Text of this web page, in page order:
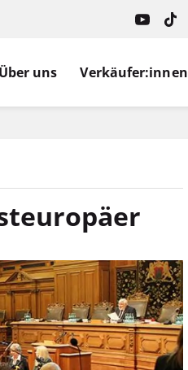
Über uns Verkäufer:innen